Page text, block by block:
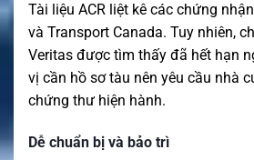
Tài liệu ACR liệt kê các chứng
và Transport Canada. Tuy nhiên,
Veritas được tìm thấy đã hết hạn
vị cần hồ sơ tàu nên yêu cầu nhà
chứng thư hiện hành.
Dễ chuẩn bị và bảo trì